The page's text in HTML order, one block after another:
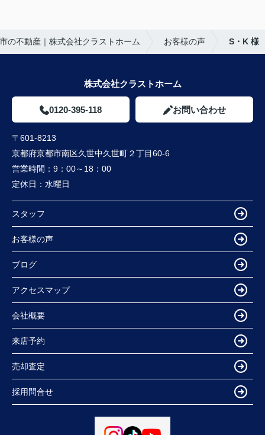
いと思います。
矢野さんのこれからのご活躍とご健勝を心よりお祈
不安も多くありましたが、安心して相談できる会
社・担当者様でした。
特に担当してくださった中野様、柴田様には大変お
ありがとうございました。
の不動産｜株式会社クラストホーム お客様の声 S・K 様
株式会社クラストホーム
0120-395-118 お問い合わせ
〒601-8213
京都府京都市南区久世中久世町２丁目60-6
営業時間： 9：00～18：00
定休日： 水曜日
スタッフ
お客様の声
ブログ
アクセスマップ
会社概要
来店予約
売却査定
採用問合せ